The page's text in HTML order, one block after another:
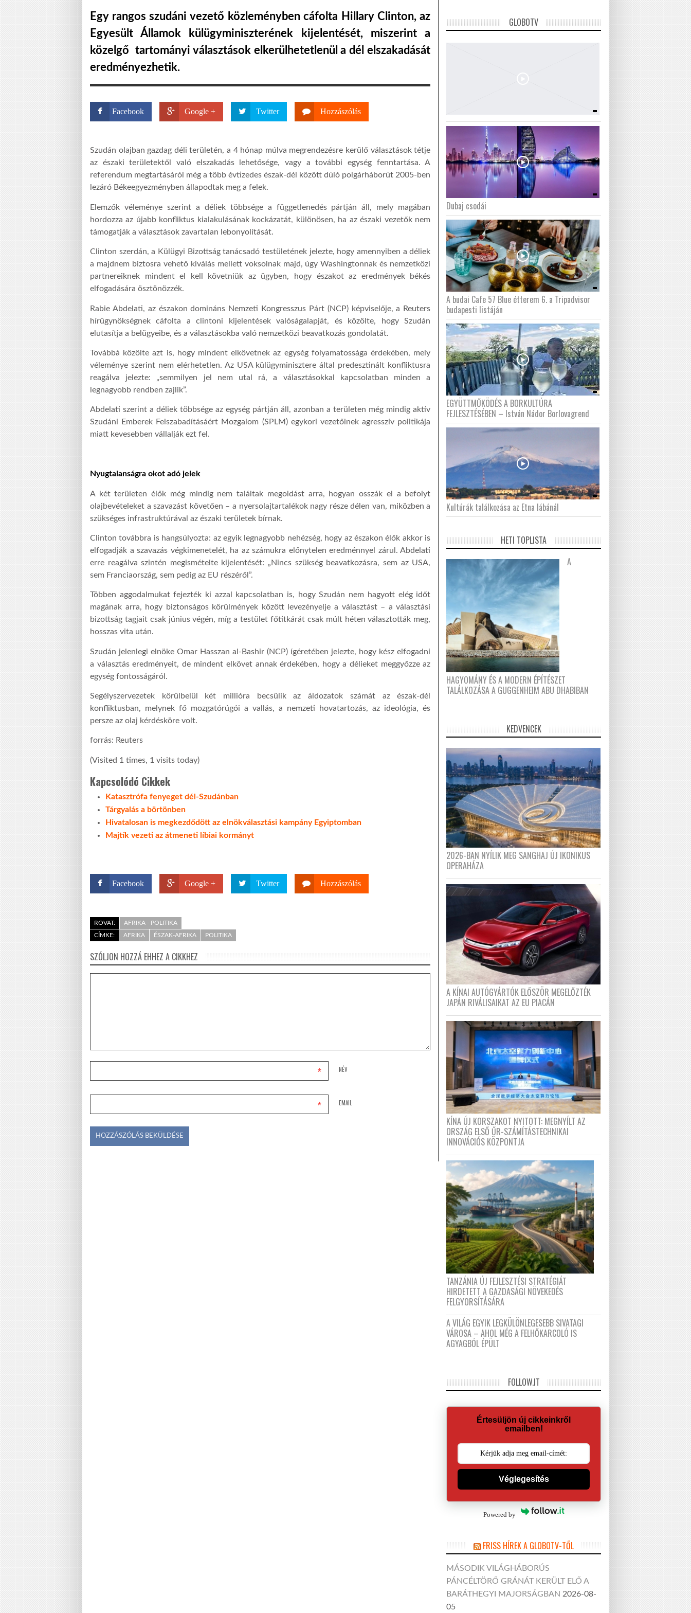
Egy rangos szudáni vezető közleményben cáfolta Hillary Clinton, az
Egyesült Államok külügyminiszterének kijelentését, miszerint a
közelgő tartományi választások elkerülhetetlenül a dél elszakadását
eredményezhetik.
Facebook Google + Twitter Hozzászólás
Szudán olajban gazdag déli területén, a 4 hónap múlva megrendezésre kerülő választások tétje
az északi területektől való elszakadás lehetősége, vagy a további egység fenntartása. A
referendum megtartásáról még a több évtizedes észak-dél között dúló polgárháborút 2005-ben
lezáró Békeegyezményben állapodtak meg a felek.
Elemzők véleménye szerint a déliek többsége a függetlenedés pártján áll, mely magában
hordozza az újabb konfliktus kialakulásának kockázatát, különösen, ha az északi vezetők nem
támogatják a választások zavartalan lebonyolítását.
Clinton szerdán, a Külügyi Bizottság tanácsadó testületének jelezte, hogy amennyiben a déliek
a majdnem biztosra vehető kiválás mellett voksolnak majd, úgy Washingtonnak és nemzetközi
partnereiknek mindent el kell követniük az ügyben, hogy északot az eredmények békés
elfogadására ösztönözzék.
Rabie Abdelati, az északon domináns Nemzeti Kongresszus Párt (NCP) képviselője, a Reuters
hírügynökségnek cáfolta a clintoni kijelentések valóságalapját, és közölte, hogy Szudán
elutasítja a belügyeibe, és a választásokba való nemzetközi beavatkozás gondolatát.
Továbbá közölte azt is, hogy mindent elkövetnek az egység folyamatossága érdekében, mely
véleménye szerint nem elérhetetlen. Az USA külügyminisztere által predesztinált konfliktusra
reagálva jelezte: „semmilyen jel nem utal rá, a választásokkal kapcsolatban minden a
legnagyobb rendben zajlik”.
Abdelati szerint a déliek többsége az egység pártján áll, azonban a területen még mindig aktív
Szudáni Emberek Felszabadításáért Mozgalom (SPLM) egykori vezetőinek agresszív politikája
miatt kevesebben vállalják ezt fel.
Nyugtalanságra okot adó jelek
A két területen élők még mindig nem találtak megoldást arra, hogyan osszák el a befolyt
olajbevételeket a szavazást követően – a nyersolajtartalékok nagy része délen van, miközben a
szükséges infrastruktúrával az északi területek bírnak.
Clinton továbbra is hangsúlyozta: az egyik legnagyobb nehézség, hogy az északon élők akkor is
elfogadják a szavazás végkimenetelét, ha az számukra előnytelen eredménnyel zárul. Abdelati
erre reagálva szintén megismételte kijelentését: „Nincs szükség beavatkozásra, sem az USA,
sem Franciaország, sem pedig az EU részéről”.
Többen aggodalmukat fejezték ki azzal kapcsolatban is, hogy Szudán nem hagyott elég időt
magának arra, hogy biztonságos körülmények között levezényelje a választást – a választási
bizottság tagjait csak június végén, míg a testület főtitkárát csak múlt héten választották meg,
hosszas vita után.
Szudán jelenlegi elnöke Omar Hasszan al-Bashir (NCP) ígéretében jelezte, hogy kész elfogadni
a választás eredményeit, de mindent elkövet annak érdekében, hogy a délieket meggyőzze az
egység fontosságáról.
Segélyszervezetek körülbelül két millióra becsülik az áldozatok számát az észak-dél
konfliktusban, melynek fő mozgatórúgói a vallás, a nemzeti hovatartozás, az ideológia, és
persze az olaj kérdésköre volt.
forrás: Reuters
(Visited 1 times, 1 visits today)
Kapcsolódó Cikkek
Katasztrófa fenyeget dél-Szudánban
Tárgyalás a börtönben
Hivatalosan is megkezdődött az elnökválasztási kampány Egyiptomban
Majtík vezeti az átmeneti líbiai kormányt
Facebook Google + Twitter Hozzászólás
ROVAT:
AFRIKA - POLITIKA
CÍMKE:
AFRIKA ÉSZAK-AFRIKA POLITIKA
SZÓLJON HOZZÁ EHHEZ A CIKKHEZ
NÉV
*
EMAIL
*
GLOBOTV
Dubaj csodái
A budai Cafe 57 Blue étterem 6. a Tripadvisor
budapesti listáján
EGYÜTTMŰKÖDÉS A BORKULTÚRA
FEJLESZTÉSÉBEN – István Nádor Borlovagrend
Kultúrák találkozása az Etna lábánál
HETI TOPLISTA
A
HAGYOMÁNY ÉS A MODERN ÉPÍTÉSZET
TALÁLKOZÁSA A GUGGENHEIM ABU DHABIBAN
KEDVENCEK
2026-BAN NYÍLIK MEG SANGHAJ ÚJ IKONIKUS
OPERAHÁZA
A KÍNAI AUTÓGYÁRTÓK ELŐSZÖR MEGELŐZTÉK
JAPÁN RIVÁLISAIKAT AZ EU PIACÁN
KÍNA ÚJ KORSZAKOT NYITOTT: MEGNYÍLT AZ
ORSZÁG ELSŐ ŰR-SZÁMÍTÁSTECHNIKAI
INNOVÁCIÓS KÖZPONTJA
TANZÁNIA ÚJ FEJLESZTÉSI STRATÉGIÁT
HIRDETETT A GAZDASÁGI NÖVEKEDÉS
FELGYORSÍTÁSÁRA
A VILÁG EGYIK LEGKÜLÖNLEGESEBB SIVATAGI
VÁROSA – AHOL MÉG A FELHŐKARCOLÓ IS
AGYAGBÓL ÉPÜLT
FOLLOW.IT
Értesüljön új cikkeinkről
emailben!
Véglegesítés
Powered by
FRISS HÍREK A GLOBOTV-TŐL
MÁSODIK VILÁGHÁBORÚS
PÁNCÉLTÖRŐ GRÁNÁT KERÜLT ELŐ A
BARÁTHEGYI MAJORSÁGBAN 2026-08-
05